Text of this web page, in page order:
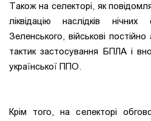
Також на селекторі, як
ліквідацію наслідків
Зеленського, військові
тактик застосування БПЛА і
української ППО.
Крім того, на селекторі